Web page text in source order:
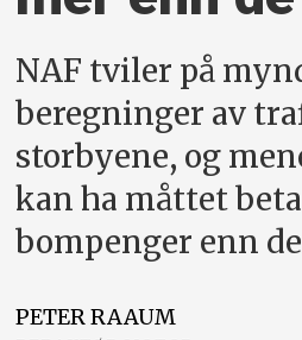
NAF tviler på
beregninger av
storbyene, og
kan ha måttet
bompenger enn
PETERRAAUM